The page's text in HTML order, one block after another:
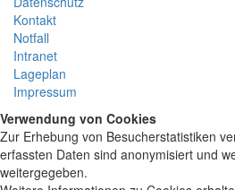
Kontakt
Notfall
Intranet
Lageplan
Impressum
Verwendung von Cookies
Zur Erhebung von Besucherstatistiken
erfassten Daten sind anonymisiert und
weitergegeben.